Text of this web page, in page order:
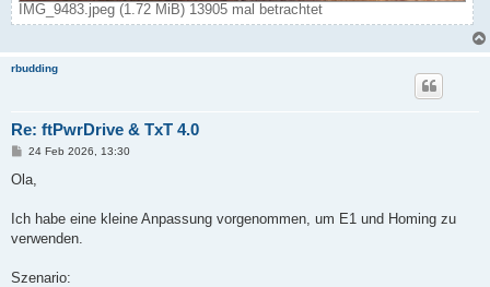
IMG_9483.jpeg (1.72 MiB) 13905 mal betrachtet
rbudding
Re: ftPwrDrive & TxT 4.0
B
i
a
24 Feb 2026, 13:30
Ola,
Ich habe eine kleine Anpassung vorgenommen, um E1 und Homing zu
verwenden.
Szenario: